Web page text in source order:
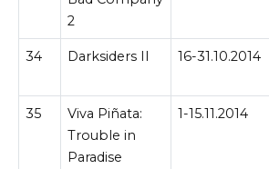
2
34 Darksiders II 16-31.10.2014
35
Viva Piñata:
Trouble in
Paradise
1-15.11.2014